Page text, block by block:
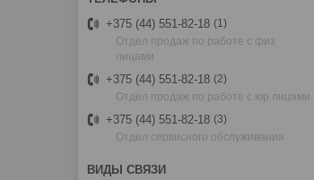
+375 (44) 551-82-18
1
Отдел продаж по работе с физ
лицами
+375 (44) 551-82-18 2
Отдел продаж по работе с юр лицами
+375 (44) 551-82-18 3
Отдел сервисного обслуживания